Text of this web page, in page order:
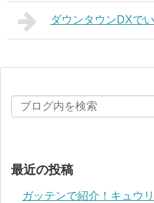
ダウンタウンDXで
最近の投稿
ガッテンで紹介！キュウ